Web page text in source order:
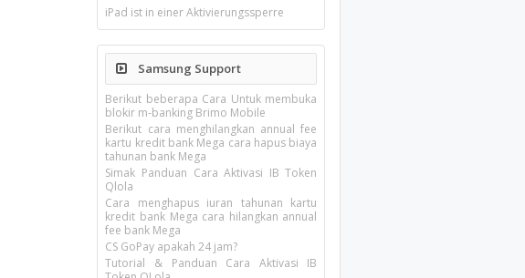
iPad ist in einer Aktivierungssperre
Samsung Support
Berikut beberapa Cara Untuk membuka
blokir m-banking Brimo Mobile
Berikut cara menghilangkan annual fee
kartu kredit bank Mega cara hapus biaya
tahunan bank Mega
Simak Panduan Cara Aktivasi IB Token
Qlola
Cara menghapus iuran tahunan kartu
kredit bank Mega cara hilangkan annual
fee bank Mega
CS GoPay apakah 24 jam?
Tutorial & Panduan Cara Aktivasi IB